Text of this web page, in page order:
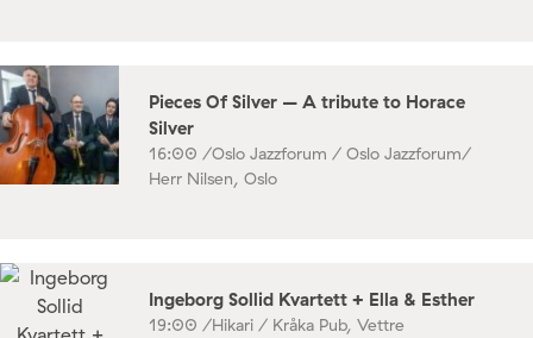
Pieces Of Silver – A tribute to Horace
Silver
16:00 /Oslo Jazzforum / Oslo Jazzforum/
Herr Nilsen, Oslo
Ingeborg Sollid Kvartett + Ella & Esther
19:00 /Hikari / Kråka Pub, Vettre